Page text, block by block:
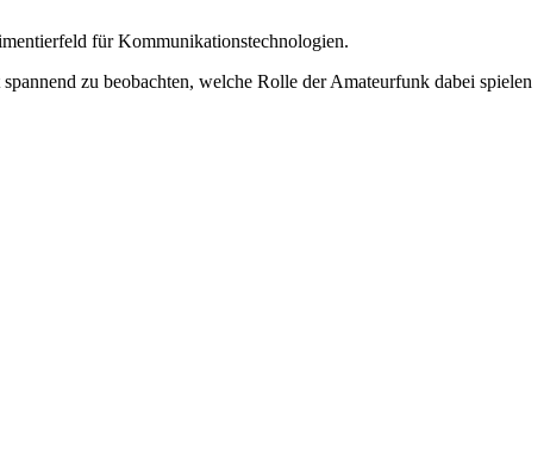
für Kommunikationstechnologien.
zu beobachten, welche Rolle der Amateurfunk dabei spielen